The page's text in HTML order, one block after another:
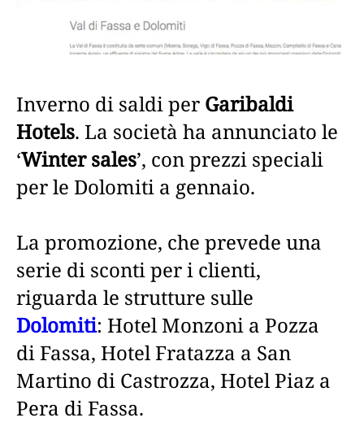
Inverno di saldi per Garibaldi
Hotels. La società ha annunciato le
‘Winter sales’, con prezzi speciali
per le Dolomiti a gennaio.
La promozione, che prevede una
serie di sconti per i clienti,
riguarda le strutture sulle
Dolomiti: Hotel Monzoni a Pozza
di Fassa, Hotel Fratazza a San
Martino di Castrozza, Hotel Piaz a
Pera di Fassa.